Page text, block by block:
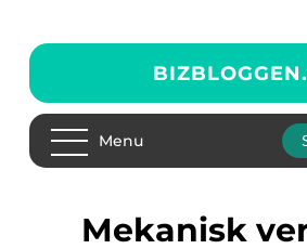
BIZBLOGGEN.
Menu
mekanisk verkstad